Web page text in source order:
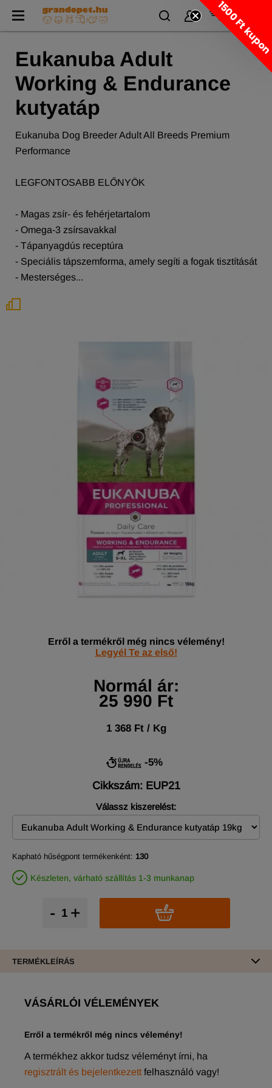
Eukanuba Adult
Working & Endurance
kutyatáp
Eukanuba Dog Breeder Adult All Breeds Premium
Performance
LEGFONTOSABB ELŐNYÖK
- Magas zsír- és fehérjetartalom
- Omega-3 zsírsavakkal
- Tápanyagdús receptúra
- Speciális tápszemforma, amely segíti a fogak tisztítását
- Mesterséges...
Erről a termékről még nincs vélemény!
Legyél Te az első!
Normál ár:
25 990 Ft
1 368 Ft / Kg
-5%
Cikkszám: EUP21
Válassz kiszerelést:
Kapható hűségpont termékenként: 130
Készleten, várható szállítás 1-3 munkanap
+
-
TERMÉKLEÍRÁS
VÁSÁRLÓI VÉLEMÉNYEK
Erről a termékről még nincs vélemény!
A termékhez akkor tudsz véleményt írni, ha
regisztrált és bejelentkezett felhasználó vagy!
1500 Ft